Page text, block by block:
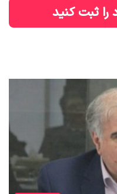
ثبت کنید